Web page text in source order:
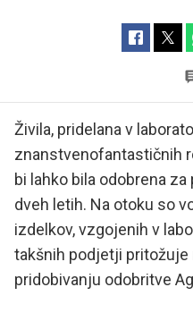
Živila, pridelana v
znanstvenofantastičnih
bi lahko bila odobrena
dveh letih. Na otoku so
izdelkov, vzgojenih v
takšnih podjetji pritožuje
pridobivanju odobritve